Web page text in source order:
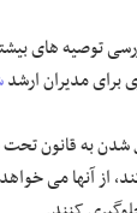
توصیه های
برای مدیران ارشد
شدن به قانون
از آنها می